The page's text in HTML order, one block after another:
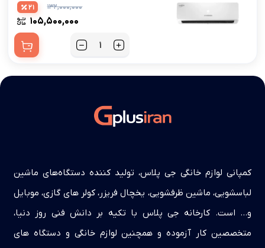
۱۳۲,۰۰۰,۰۰۰
۱۰۵,۵۰۰,۰۰۰
21
کمپانی لوازم خانگی جی پلاس، تولید کننده دستگاه‌های ماشین
لباسشویی، ماشین ظرفشویی، یخچال فریزر، کولر های گازی، موبایل
و… است. کارخانه جی پلاس با تکیه بر دانش فنی روز دنیا،
متخصصین کار آزموده و همچنین لوازم خانگی و دستگاه های